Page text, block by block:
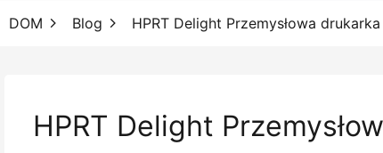
DOM Blog HPRT Delight Przemysłowa
HPRT Delight